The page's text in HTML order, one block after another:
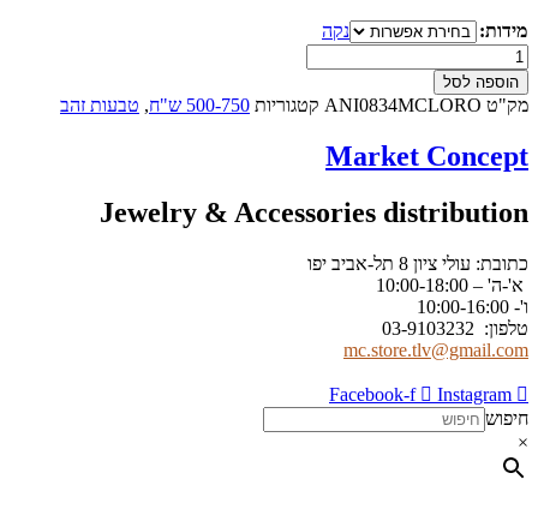
מידות:
נקה
כמות
של
18k
plated
alloy
with
two
crystals
הוספה לסל
מק"ט ANI0834MCLORO קטגוריות 500-750 ש"ח , טבעות זהב
Market Concept
Jewelry & Accessories distribution
כתובת: עולי ציון 8 תל-אביב יפו
א'-ה' – 10:00-18:00
ו'- 10:00-16:00
טלפון: 03-9103232
mc.store.tlv@gmail.com
Facebook-f
Instagram
חיפוש
×